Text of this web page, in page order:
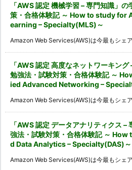
「AWS 認定 機械学習 – 専門知識」
策・合格体験記 ～ How to study for
earning – Specialty(MLS)～
Amazon Web Services(AWS)は今最もシェ
「AWS 認定 高度なネットワーキング
勉強法・試験対策・合格体験記 ～
ied Advanced Networking –
Amazon Web Services(AWS)は今最もシェ
「AWS 認定 データアナリティクス
強法・試験対策・合格体験記 ～
d Data Analytics – Specialty(DAS)～
Amazon Web Services(AWS)は今最もシェ